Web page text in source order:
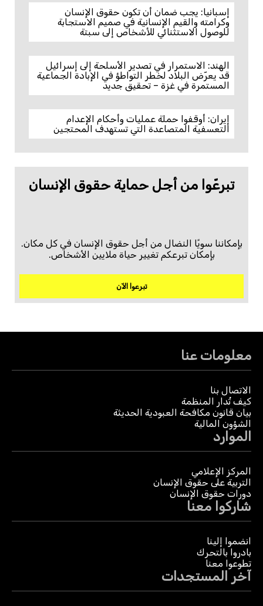
إسبانيا: يجب ضمان أن تكون حقوق الإنسان
وكرامته والقيم الإنسانية في صميم الاستجابة
للوصول الاستثنائي للأشخاص إلى سبتة
الهند: الاستمرار في تصدير الأسلحة إلى إسرائيل
قد يعرّض البلاد لخطر التواطؤ في الإبادة الجماعية
المستمرة في غزة – تحقيق جديد
إيران: أوقفوا حملة عمليات وأحكام الإعدام
التعسفية المتصاعدة التي تستهدف المحتجين
تبرعّوا من أجل حماية حقوق الإنسان
بإمكاننا سويًا النضال من أجل حقوق الإنسان في كل مكان.
بإمكان تبرعكم تغيير حياة ملايين الأشخاص.
تبرعوا الآن
معلومات عنا
الاتصال بنا
كيف تُدار المنظمة
بيان قانون مكافحة العبودية الحديثة
الشؤون المالية
الموارد
المركز الإعلامي
التربية على حقوق الإنسان
دورات حقوق الإنسان
شاركوا معنا
انضموا إلينا
بادروا بالتحرك
تطوعوا معنا
آخر المستجدات